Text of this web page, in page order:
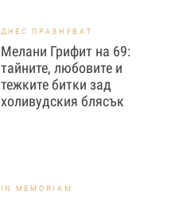
ДНЕС ПРАЗНУВАТ
Мелани Грифит на 69:
тайните, любовите и
тежките битки зад
холивудския блясък
IN MEMORIAM